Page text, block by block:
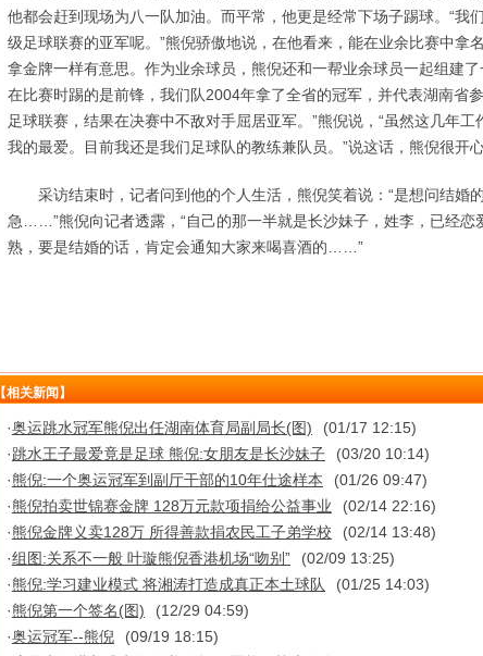
他都会赶到现场为八一队加油。而平常，他更是经常下场子踢球。“我
级足球联赛的亚军呢。”熊倪骄傲地说，在他看来，能在业余比赛中拿
拿金牌一样有意思。作为业余球员，熊倪还和一帮业余球员一起组建
在比赛时踢的是前锋，我们队2004年拿了全省的冠军，并代表湖南省
足球联赛，结果在决赛中不敌对手屈居亚军。”熊倪说，“虽然这几年工
我的最爱。目前我还是我们足球队的教练兼队员。”说这话，熊倪很开
采访结束时，记者问到他的个人生活，熊倪笑着说：“是想问结婚
急……”熊倪向记者透露，“自己的那一半就是长沙妹子，姓李，已经恋
熟，要是结婚的话，肯定会通知大家来喝喜酒的……”
【相关新闻】
·奥运跳水冠军熊倪出任湖南体育局副局长(图)
(01/17 12:15)
·跳水王子最爱竟是足球 熊倪:女朋友是长沙妹子
(03/20 10:14)
·熊倪:一个奥运冠军到副厅干部的10年仕途样本
(01/26 09:47)
·熊倪拍卖世锦赛金牌 128万元款项捐给公益事业
(02/14 22:16)
·熊倪金牌义卖128万 所得善款捐农民工子弟学校
(02/14 13:48)
·组图:关系不一般 叶璇熊倪香港机场“吻别”
(02/09 13:25)
·熊倪:学习建业模式 将湘涛打造成真正本土球队
(01/25 14:03)
·熊倪第一个签名(图)
(12/29 04:59)
·奥运冠军--熊倪
(09/19 18:15)